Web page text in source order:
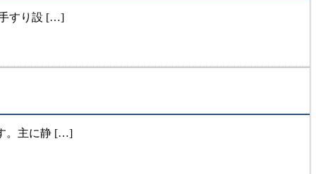
すり設 […]
。主に静 […]